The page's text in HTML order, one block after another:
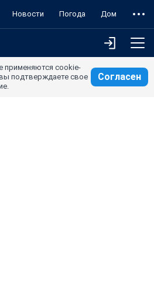
Новости Погода Дом
применяются cookie-
подтверждаете свое
Согласен